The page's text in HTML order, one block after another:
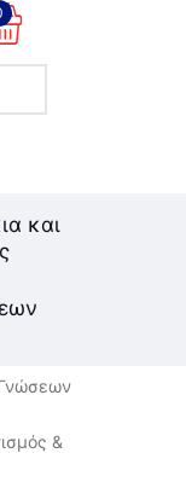
και
&